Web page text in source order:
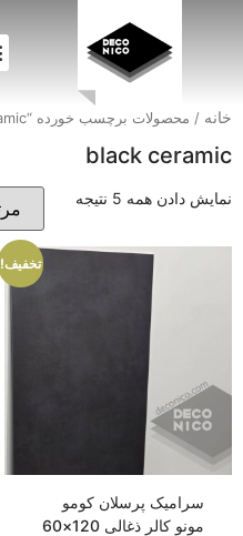
خانه / محصولات برچسب خورده “black ceramic”
black ceramic
نمایش دادن همه 5 نتیجه
تخفیف!
سرامیک پرسلان کومو
مونو کالر ذغالی 120×60